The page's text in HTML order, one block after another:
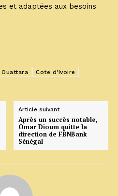
et adaptées aux besoins
Cote d'Ivoire
Article suivant
Après un succès notable,
Omar Dioum quitte la
direction de FBNBank
Sénégal